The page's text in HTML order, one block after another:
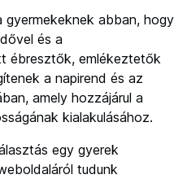
abban, hogy
és a
ébresztők, emlékeztetők
a napirend és az
amely hozzájárul a
kialakulásához.
egy gyerek
tudunk